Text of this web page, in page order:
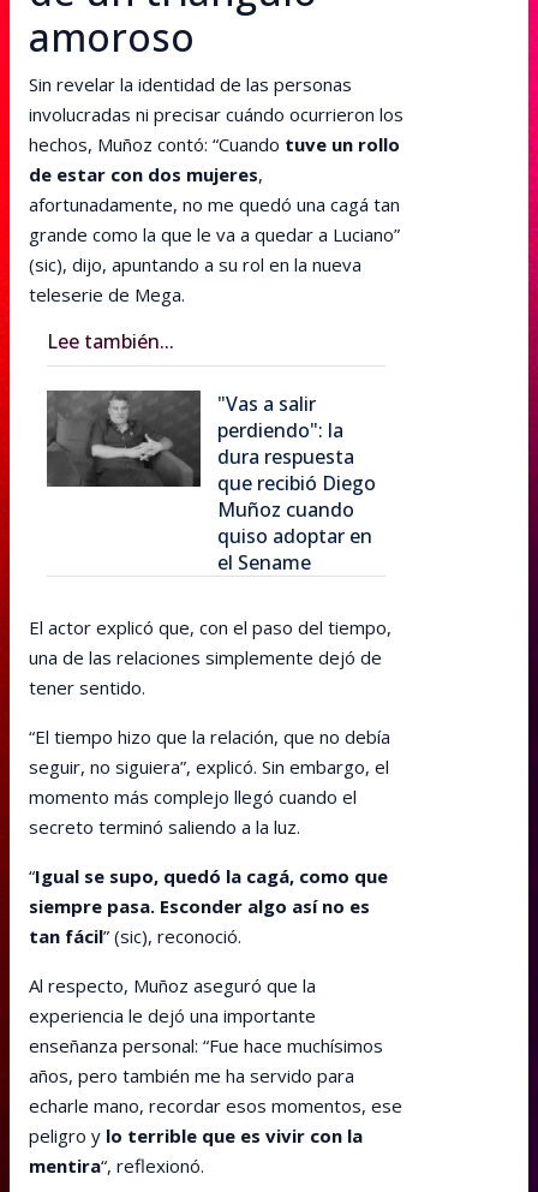
amoroso
Sin revelar la identidad de las personas
involucradas ni precisar cuándo ocurrieron los
hechos, Muñoz contó: “Cuando tuve un rollo
de estar con dos mujeres,
afortunadamente, no me quedó una cagá tan
grande como la que le va a quedar a Luciano”
(sic), dijo, apuntando a su rol en la nueva
teleserie de Mega.
Lee también...
"Vas a salir
perdiendo": la
dura respuesta
que recibió Diego
Muñoz cuando
quiso adoptar en
el Sename
El actor explicó que, con el paso del tiempo,
una de las relaciones simplemente dejó de
tener sentido.
“El tiempo hizo que la relación, que no debía
seguir, no siguiera”, explicó. Sin embargo, el
momento más complejo llegó cuando el
secreto terminó saliendo a la luz.
“Igual se supo, quedó la cagá, como que
siempre pasa. Esconder algo así no es
tan fácil” (sic), reconoció.
Al respecto, Muñoz aseguró que la
experiencia le dejó una importante
enseñanza personal: “Fue hace muchísimos
años, pero también me ha servido para
echarle mano, recordar esos momentos, ese
peligro y lo terrible que es vivir con la
mentira“, reflexionó.